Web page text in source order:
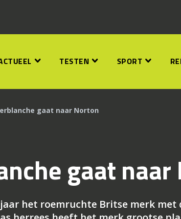
TESTEN SPORT
gaat naar Norton
gaat
het roemruchte Britse merk met